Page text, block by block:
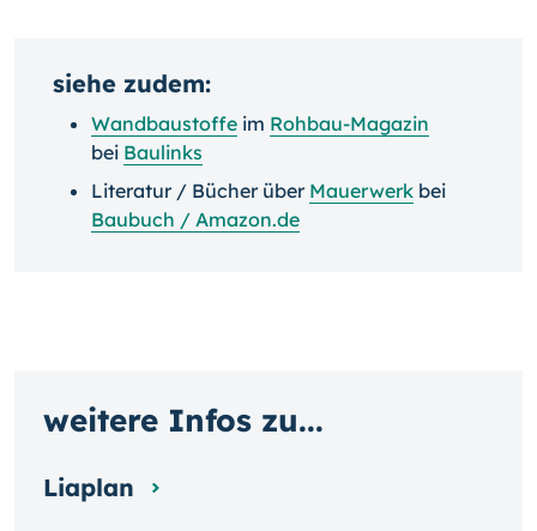
siehe zudem:
Wandbaustoffe im Rohbau-Magazin
bei Baulinks
Literatur / Bücher über Mauerwerk bei
Baubuch / Amazon.de
weitere Infos zu...
Liaplan